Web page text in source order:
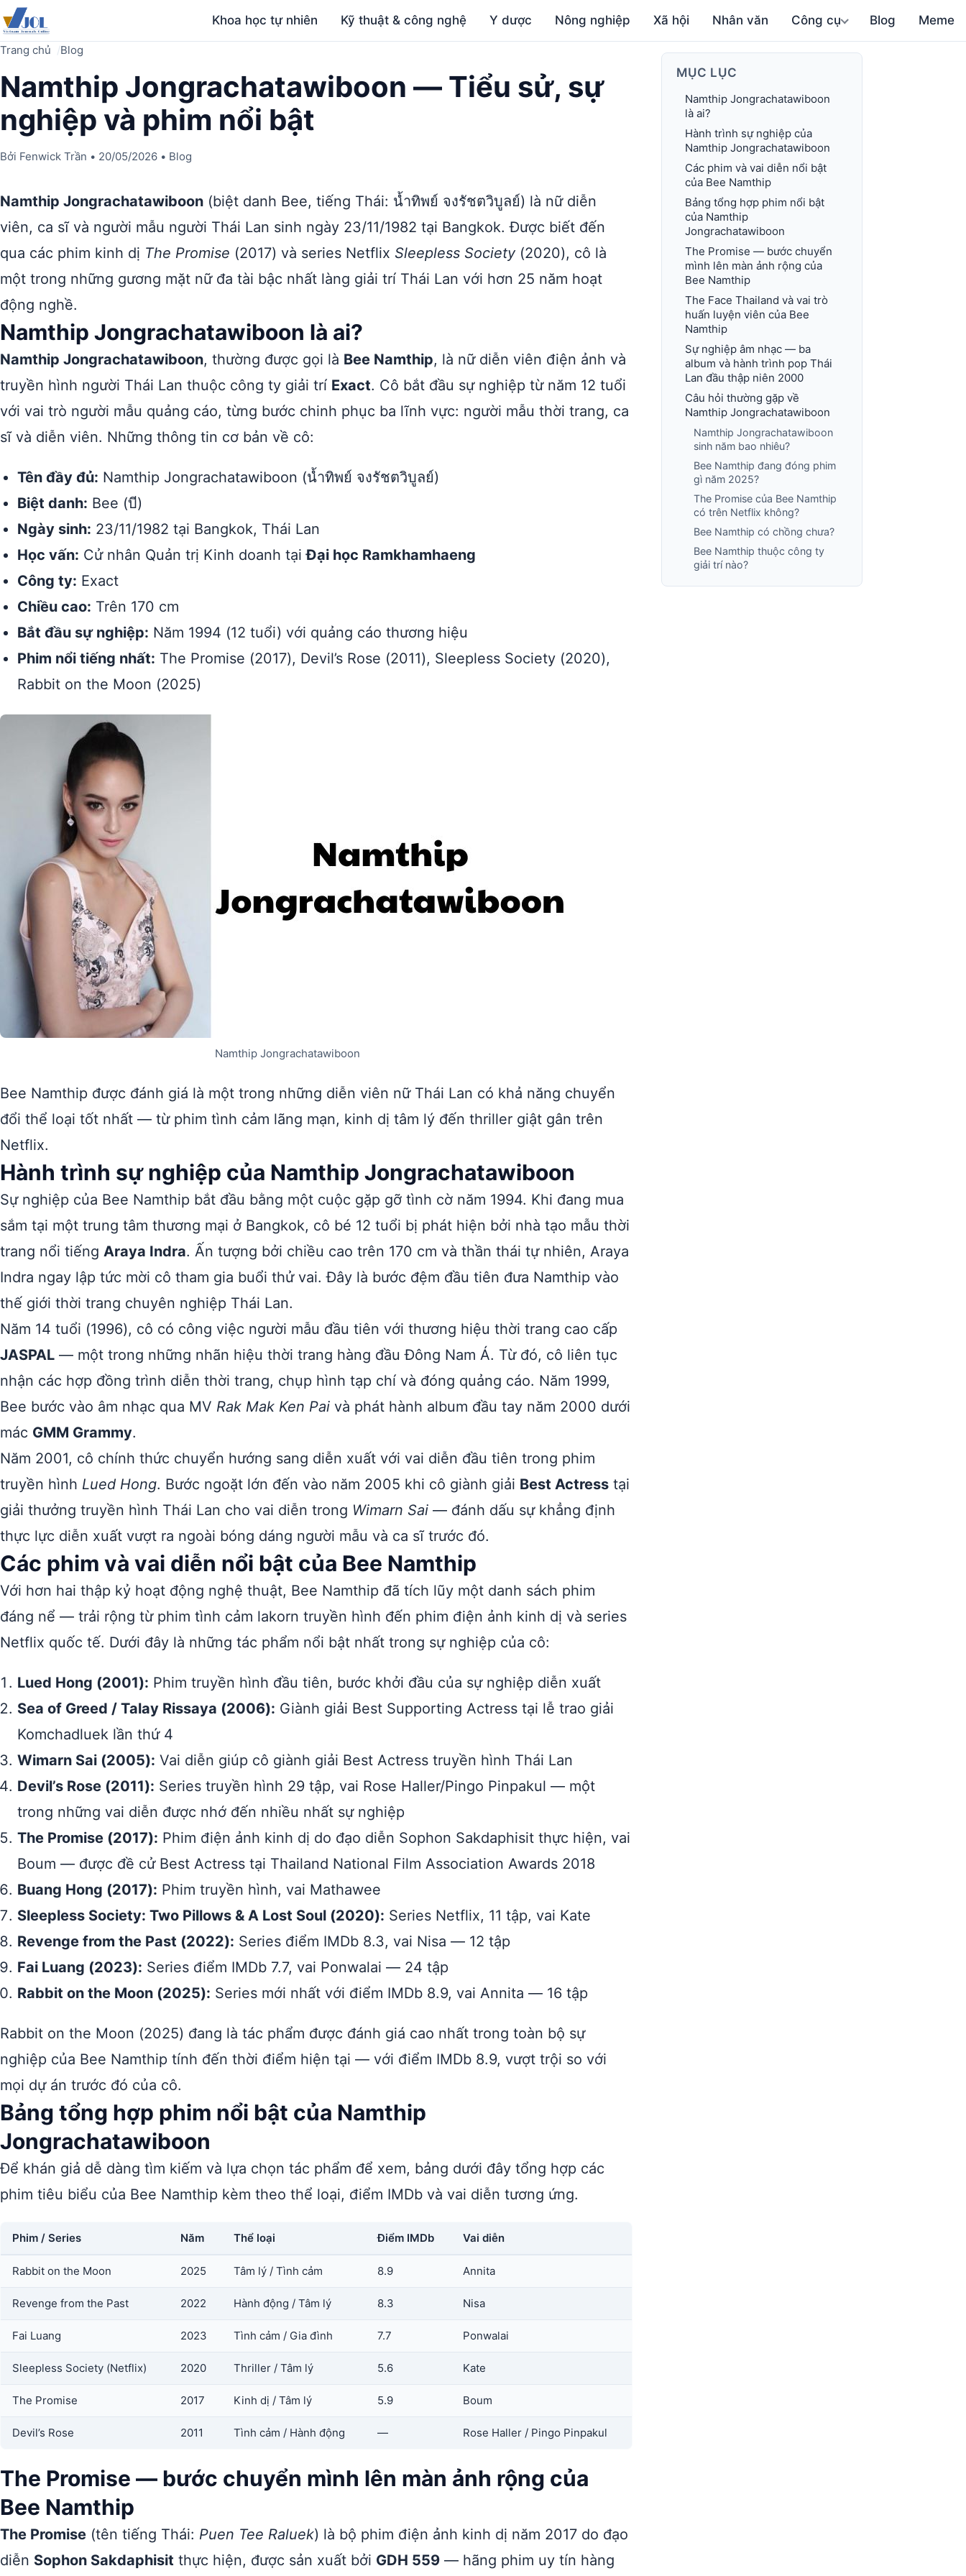
Khoa học tự nhiên Kỹ thuật & công nghệ Y dược Nông nghiệp Xã hội Nhân văn Công cụ Blog Meme
Trang chủ Blog
Namthip Jongrachatawiboon — Tiểu sử, sự
nghiệp và phim nổi bật
Bởi Fenwick Trần • 20/05/2026 • Blog
Namthip Jongrachatawiboon (biệt danh Bee, tiếng Thái: น้ำทิพย์ จงรัชตวิบูลย์) là nữ diễn
viên, ca sĩ và người mẫu người Thái Lan sinh ngày 23/11/1982 tại Bangkok. Được biết đến
qua các phim kinh dị The Promise (2017) và series Netflix Sleepless Society(2020), cô là
một trong những gương mặt nữ đa tài bậc nhất làng giải trí Thái Lan với hơn 25 năm hoạt
động nghề.
Namthip Jongrachatawiboon là ai?
Namthip Jongrachatawiboon, thường được gọi là Bee Namthip, là nữ diễn viên điện ảnh và
truyền hình người Thái Lan thuộc công ty giải trí Exact. Cô bắt đầu sự nghiệp từ năm 12 tuổi
với vai trò người mẫu quảng cáo, từng bước chinh phục ba lĩnh vực: người mẫu thời trang, ca
sĩ và diễn viên. Những thông tin cơ bản về cô:
Tên đầy đủ: Namthip Jongrachatawiboon (น้ำทิพย์ จงรัชตวิบูลย์)
Biệt danh: Bee (บี)
Ngày sinh: 23/11/1982 tại Bangkok, Thái Lan
Học vấn: Cử nhân Quản trị Kinh doanh tạiĐại học Ramkhamhaeng
Công ty: Exact
Chiều cao: Trên 170 cm
Bắt đầu sự nghiệp: Năm 1994 (12 tuổi) với quảng cáo thương hiệu
Phim nổi tiếng nhất: The Promise (2017), Devil’s Rose (2011), Sleepless Society (2020),
Rabbit on the Moon (2025)
Namthip Jongrachatawiboon
Bee Namthip được đánh giá là một trong những diễn viên nữ Thái Lan có khả năng chuyển
đổi thể loại tốt nhất — từ phim tình cảm lãng mạn, kinh dị tâm lý đến thriller giật gân trên
Netflix.
Hành trình sự nghiệp của Namthip Jongrachatawiboon
Sự nghiệp của Bee Namthip bắt đầu bằng một cuộc gặp gỡ tình cờ năm 1994. Khi đang mua
sắm tại một trung tâm thương mại ở Bangkok, cô bé 12 tuổi bị phát hiện bởi nhà tạo mẫu thời
trang nổi tiếng Araya Indra. Ấn tượng bởi chiều cao trên 170 cm và thần thái tự nhiên, Araya
Indra ngay lập tức mời cô tham gia buổi thử vai. Đây là bước đệm đầu tiên đưa Namthip vào
thế giới thời trang chuyên nghiệp Thái Lan.
Năm 14 tuổi (1996), cô có công việc người mẫu đầu tiên với thương hiệu thời trang cao cấp
JASPAL — một trong những nhãn hiệu thời trang hàng đầu Đông Nam Á. Từ đó, cô liên tục
nhận các hợp đồng trình diễn thời trang, chụp hình tạp chí và đóng quảng cáo. Năm 1999,
Bee bước vào âm nhạc qua MV Rak Mak Ken Pai và phát hành album đầu tay năm 2000 dưới
mác GMM Grammy.
Năm 2001, cô chính thức chuyển hướng sang diễn xuất với vai diễn đầu tiên trong phim
truyền hình Lued Hong. Bước ngoặt lớn đến vào năm 2005 khi cô giành giải Best Actress tại
giải thưởng truyền hình Thái Lan cho vai diễn trong Wimarn Sai — đánh dấu sự khẳng định
thực lực diễn xuất vượt ra ngoài bóng dáng người mẫu và ca sĩ trước đó.
Các phim và vai diễn nổi bật của Bee Namthip
Với hơn hai thập kỷ hoạt động nghệ thuật, Bee Namthip đã tích lũy một danh sách phim
đáng nể — trải rộng từ phim tình cảm lakorn truyền hình đến phim điện ảnh kinh dị và series
Netflix quốc tế. Dưới đây là những tác phẩm nổi bật nhất trong sự nghiệp của cô:
Lued Hong (2001): Phim truyền hình đầu tiên, bước khởi đầu của sự nghiệp diễn xuất
Sea of Greed / Talay Rissaya (2006): Giành giải Best Supporting Actress tại lễ trao giải
Komchadluek lần thứ 4
Wimarn Sai (2005): Vai diễn giúp cô giành giải Best Actress truyền hình Thái Lan
Devil’s Rose (2011): Series truyền hình 29 tập, vai Rose Haller/Pingo Pinpakul — một
trong những vai diễn được nhớ đến nhiều nhất sự nghiệp
The Promise (2017): Phim điện ảnh kinh dị do đạo diễn Sophon Sakdaphisit thực hiện, vai
Boum — được đề cử Best Actress tại Thailand National Film Association Awards 2018
Buang Hong (2017): Phim truyền hình, vai Mathawee
Sleepless Society: Two Pillows & A Lost Soul (2020): Series Netflix, 11 tập, vai Kate
Revenge from the Past (2022): Series điểm IMDb 8.3, vai Nisa — 12 tập
Fai Luang (2023): Series điểm IMDb 7.7, vai Ponwalai — 24 tập
Rabbit on the Moon (2025): Series mới nhất với điểm IMDb 8.9, vai Annita — 16 tập
Rabbit on the Moon (2025) đang là tác phẩm được đánh giá cao nhất trong toàn bộ sự
nghiệp của Bee Namthip tính đến thời điểm hiện tại — với điểm IMDb 8.9, vượt trội so với
mọi dự án trước đó của cô.
Bảng tổng hợp phim nổi bật của Namthip
Jongrachatawiboon
Để khán giả dễ dàng tìm kiếm và lựa chọn tác phẩm để xem, bảng dưới đây tổng hợp các
phim tiêu biểu của Bee Namthip kèm theo thể loại, điểm IMDb và vai diễn tương ứng.
Phim / Series Năm Thể loại Điểm IMDb Vai diễn
Rabbit on the Moon 2025 Tâm lý / Tình cảm 8.9 Annita
Revenge from the Past 2022 Hành động / Tâm lý 8.3 Nisa
Fai Luang 2023 Tình cảm / Gia đình 7.7 Ponwalai
Sleepless Society (Netflix) 2020 Thriller / Tâm lý 5.6 Kate
The Promise 2017 Kinh dị / Tâm lý 5.9 Boum
Devil’s Rose 2011 Tình cảm / Hành động — Rose Haller / Pingo Pinpakul
The Promise — bước chuyển mình lên màn ảnh rộng của
Bee Namthip
The Promise (tên tiếng Thái: Puen Tee Raluek) là bộ phim điện ảnh kinh dị năm 2017 do đạo
diễn Sophon Sakdaphisit thực hiện, được sản xuất bởi GDH 559 — hãng phim uy tín hàng
MỤC LỤC
Namthip Jongrachatawiboon
là ai?
Hành trình sự nghiệp của
Namthip Jongrachatawiboon
Các phim và vai diễn nổi bật
của Bee Namthip
Bảng tổng hợp phim nổi bật
của Namthip
Jongrachatawiboon
The Promise — bước chuyển
mình lên màn ảnh rộng của
Bee Namthip
The Face Thailand và vai trò
huấn luyện viên của Bee
Namthip
Sự nghiệp âm nhạc — ba
album và hành trình pop Thái
Lan đầu thập niên 2000
Câu hỏi thường gặp về
Namthip Jongrachatawiboon
Namthip Jongrachatawiboon
sinh năm bao nhiêu?
Bee Namthip đang đóng phim
gì năm 2025?
The Promise của Bee Namthip
có trên Netflix không?
Bee Namthip có chồng chưa?
Bee Namthip thuộc công ty
giải trí nào?